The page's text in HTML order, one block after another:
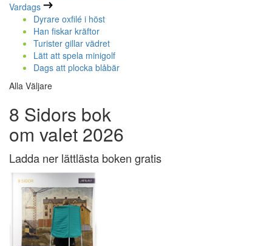
Vardags
Dyrare oxfilé i höst
Han fiskar kräftor
Turister gillar vädret
Lätt att spela minigolf
Dags att plocka blåbär
Alla Väljare
8 Sidors bok
om valet 2026
Ladda ner lättlästa boken gratis